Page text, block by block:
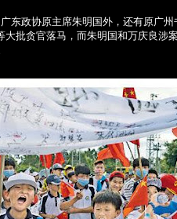
东政协原主席朱明国外，还有原广
批贪官落马，而朱明国和万庆良涉